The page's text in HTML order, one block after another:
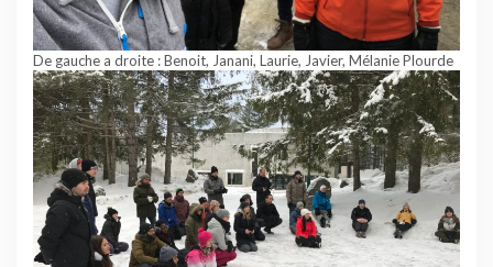
De gauche a droite : Benoit, Janani, Laurie, Javier, Mélanie Plourde